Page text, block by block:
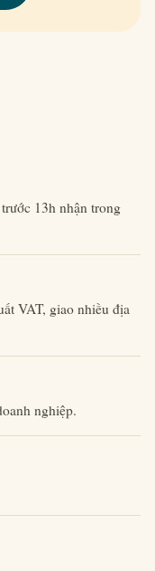
13h nhận trong
VAT, giao nhiều địa
nghiệp.